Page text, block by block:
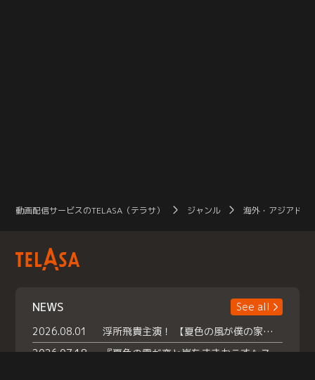
動画配信サービスのTELASA（テラサ） ジャンル 海外・アジアドラ
NEWS
See all
2026.08.01
浮所飛貴主演！ 【夏色の風が僕の家にやってきた】 本日よりテラサで独占配信スタート！
2026.07.18
『夏色の雲が恋と嵐をまきおこす』スペシャルメイキング 【Part1】2026年７月18日（土）23時30分～配信スタート！話題のシーンの裏側を大公開！豪華キャスト大集合！ 『武宮家 真夏の家族会議』開催！